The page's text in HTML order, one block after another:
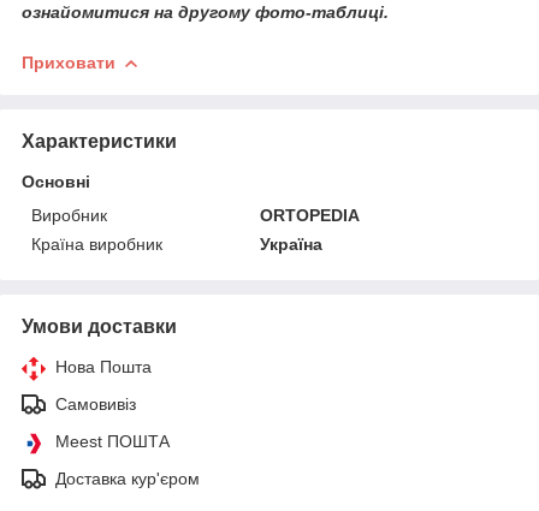
ознайомитися на другому фото-таблиці.
Приховати
Характеристики
Основні
Виробник
ORTOPEDIA
Країна виробник
Україна
Умови доставки
Нова Пошта
Самовивіз
Meest ПОШТА
Доставка кур'єром